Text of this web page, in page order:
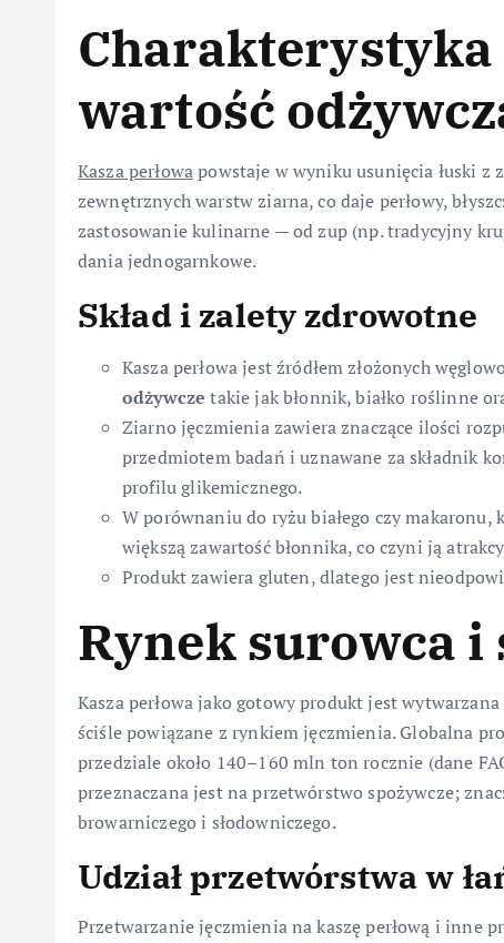
wartość
Kasza perłowapowstaje w wyniku usunięcia łuski z
zewnętrznych warstw ziarna, co daje perłowy,
zastosowanie kulinarne — od zup (np. tradycyjny
dania jednogarnkowe.
Skład i zalety zdrowotne
Kasza perłowa jest źródłem złożonych
odżywcze takie jak błonnik, białko roślinne
Ziarno jęczmienia zawiera znaczące ilości
przedmiotem badań i uznawane za składnik
profilu glikemicznego.
W porównaniu do ryżu białego czy
większą zawartość błonnika, co czyni ją
Produkt zawiera gluten, dlatego jest
Rynek surowca
Kasza perłowa jako gotowy produkt jest
ściśle powiązane z rynkiem jęczmienia. Globalna
przedziale około 140–160 mln ton rocznie (dane
przeznaczana jest na przetwórstwo spożywcze;
browarniczego i słodowniczego.
Udział przetwórstwa w
Przetwarzanie jęczmienia na kaszę perłową i inne